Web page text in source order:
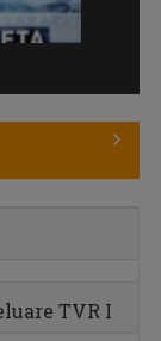
TVR I